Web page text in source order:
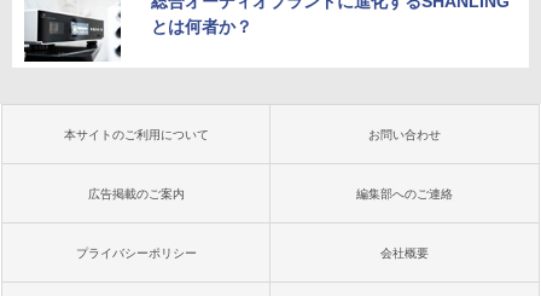
とは何者か？
本サイトのご利用について お問い合わせ
広告掲載のご案内 編集部へのご連絡
プライバシーポリシー 会社概要